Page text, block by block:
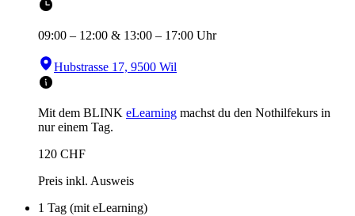
09:00 – 12:00 & 13:00 – 17:00 Uhr
Hubstrasse 17, 9500 Wil
Mit dem BLINK eLearning machst du den Nothilfekurs in
nur einem Tag.
120 CHF
Preis inkl. Ausweis
1 Tag (mit eLearning)